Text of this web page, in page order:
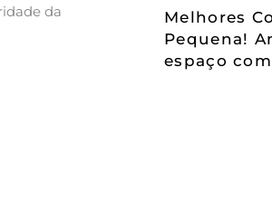
da
Melhores
Pequena!
espaço